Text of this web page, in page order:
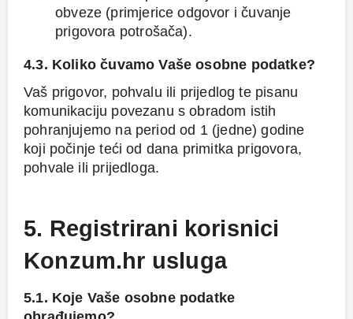
obveze (primjerice odgovor i čuvanje
prigovora potrošača).
4.3. Koliko čuvamo Vaše osobne podatke?
Vaš prigovor, pohvalu ili prijedlog te pisanu
komunikaciju povezanu s obradom istih
pohranjujemo na period od 1 (jedne) godine
koji počinje teći od dana primitka prigovora,
pohvale ili prijedloga.
5. Registrirani korisnici
Konzum.hr usluga
5.1. Koje Vaše osobne podatke